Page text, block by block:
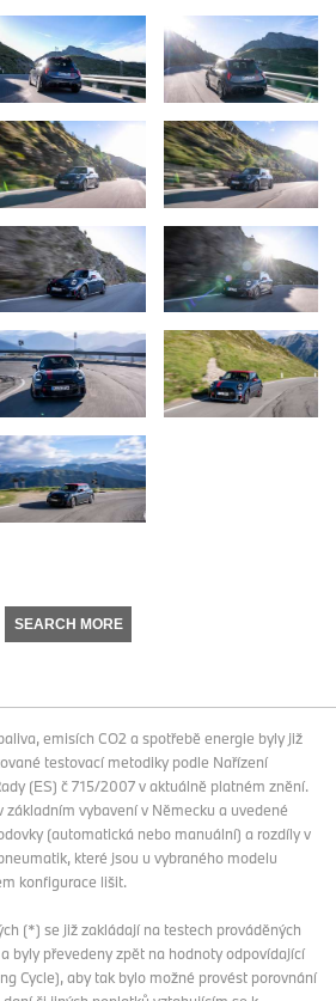
SEARCH MORE
emisích CO2 a spotřebě energie byly již
testovací metodiky podle Nařízení
(ES) č 715/2007 v aktuálně platném znění.
základním vybavení v Německu a uvedené
(automatická nebo manuální) a rozdíly v
které jsou u vybraného modelu
konfigurace lišit.
(*) se již zakládají na testech prováděných
byly převedeny zpět na hodnoty odpovídající
Cycle), aby tak bylo možné provést porovnání